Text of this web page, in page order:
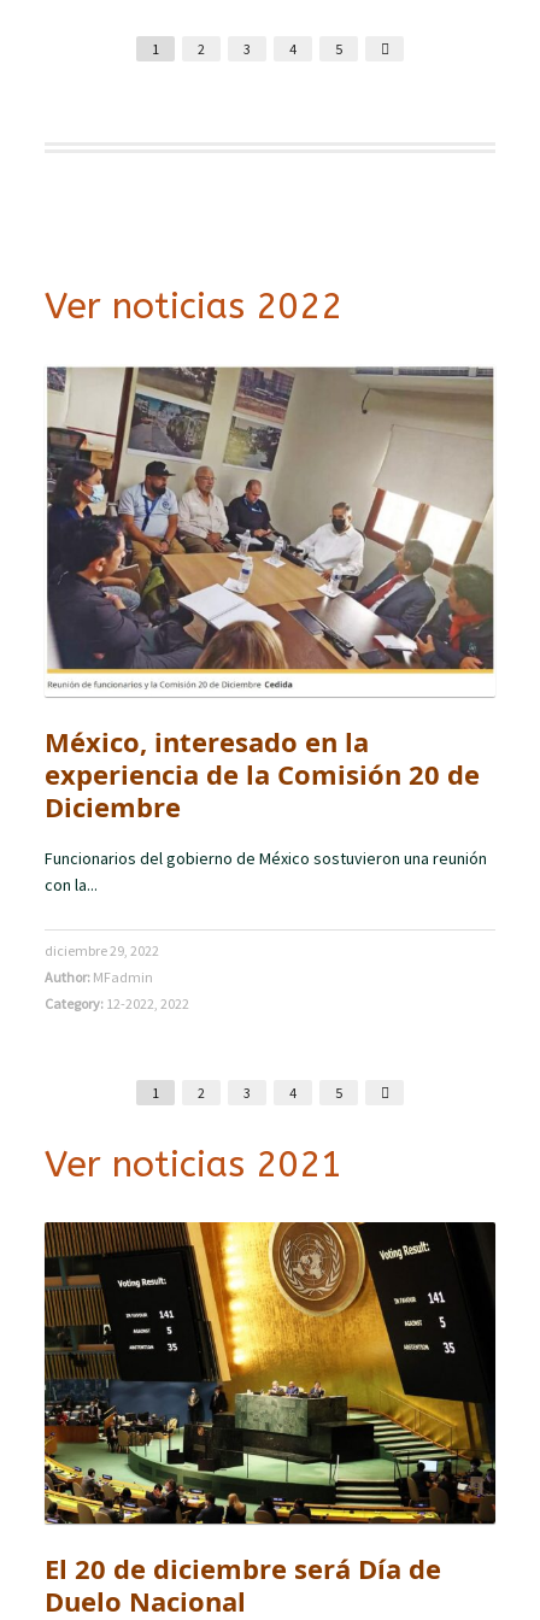
1 2 3 4 5
Ver noticias 2022
México, interesado en la
experiencia de la Comisión 20 de
Diciembre
Funcionarios del gobierno de México sostuvieron una reunión
con la...
diciembre 29, 2022
Author: MFadmin
Category: 12-2022,2022
1 2 3 4 5
Ver noticias 2021
El 20 de diciembre será Día de
Duelo Nacional